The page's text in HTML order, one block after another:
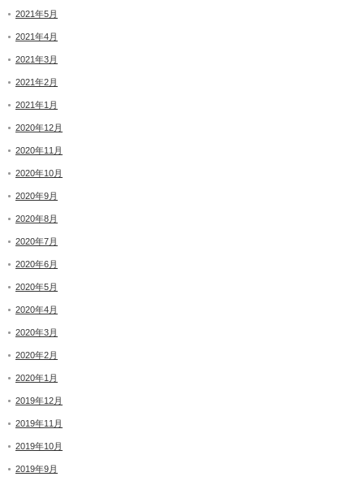
2021年5月
2021年4月
2021年3月
2021年2月
2021年1月
2020年12月
2020年11月
2020年10月
2020年9月
2020年8月
2020年7月
2020年6月
2020年5月
2020年4月
2020年3月
2020年2月
2020年1月
2019年12月
2019年11月
2019年10月
2019年9月